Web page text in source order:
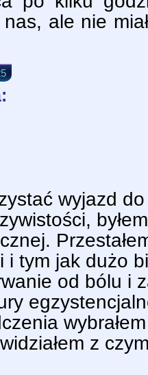
nas, ale nie
wyjazd
i tym jak dużo
od bólu i
z